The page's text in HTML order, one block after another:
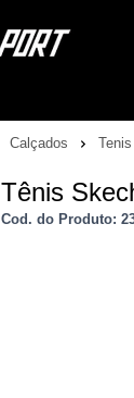
Calçados Tenis
Tênis
Cod. do Produto: